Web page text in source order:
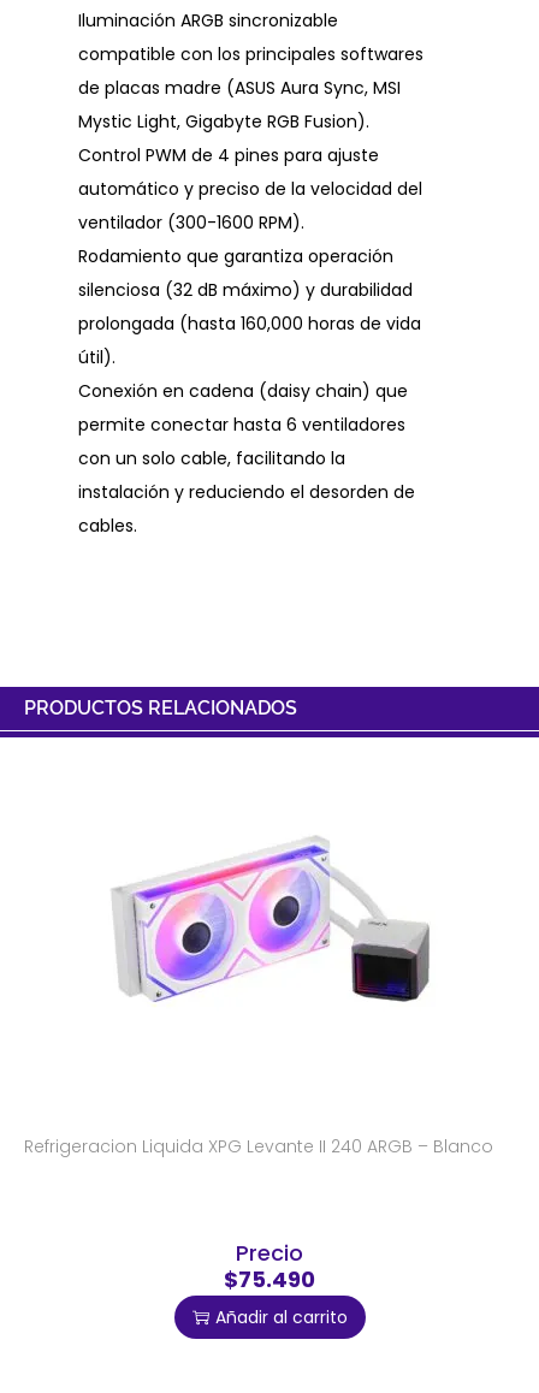
Iluminación ARGB sincronizable
compatible con los principales softwares
de placas madre (ASUS Aura Sync, MSI
Mystic Light, Gigabyte RGB Fusion).
Control PWM de 4 pines para ajuste
automático y preciso de la velocidad del
ventilador (300-1600 RPM).
Rodamiento que garantiza operación
silenciosa (32 dB máximo) y durabilidad
prolongada (hasta 160,000 horas de vida
útil).
Conexión en cadena (daisy chain) que
permite conectar hasta 6 ventiladores
con un solo cable, facilitando la
instalación y reduciendo el desorden de
cables.
PRODUCTOS RELACIONADOS
Refrigeracion Liquida XPG Levante II 240 ARGB – Blanco
Precio
$75.490
Añadir al carrito